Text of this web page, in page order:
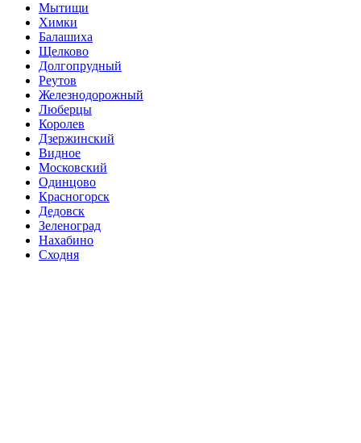
Мытищи
Химки
Балашиха
Щелково
Долгопрудный
Реутов
Железнодорожный
Люберцы
Королев
Дзержинский
Видное
Московский
Одинцово
Красногорск
Дедовск
Зеленоград
Нахабино
Сходня